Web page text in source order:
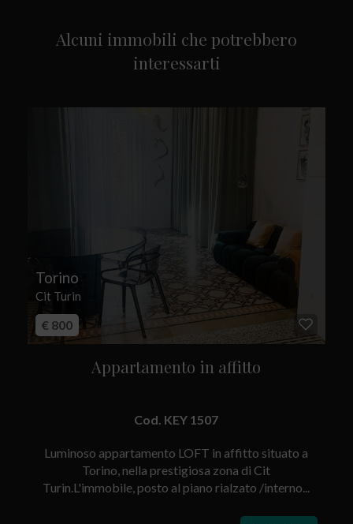
Alcuni immobili che potrebbero
interessarti
Torino
Cit Turin
€ 800
Appartamento in affitto
Cod. KEY 1507
Luminoso appartamento LOFT in affitto situato a
Torino, nella prestigiosa zona di Cit
Turin.L'immobile, posto al piano rialzato /interno...